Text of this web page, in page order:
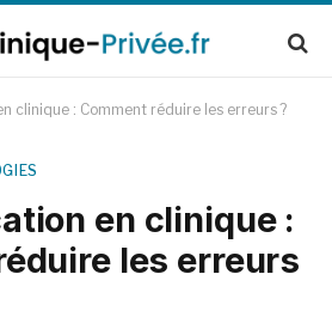
clinique : Comment réduire les erreurs ?
en clinique :
les erreurs